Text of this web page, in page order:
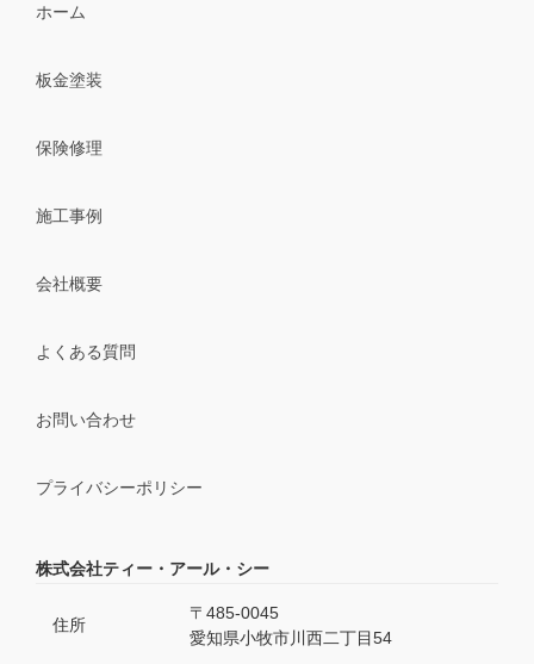
ホーム
板金塗装
保険修理
施工事例
会社概要
よくある質問
お問い合わせ
プライバシーポリシー
株式会社ティー・アール・シー
住所
〒485-0045
愛知県小牧市川西二丁目54